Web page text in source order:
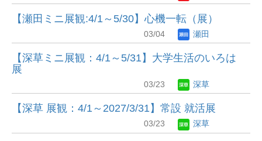
【瀬田ミニ展観:4/1～5/30】心機一転（展）
03/04 瀬田
【深草ミニ展観：4/1～5/31】大学生活のいろは
展
03/23 深草
【深草 展観：4/1～2027/3/31】常設 就活展
03/23 深草